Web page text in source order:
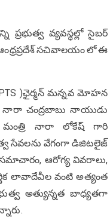
ప్రభుత్వ వ్యవస్థల్లో సైబర్
సచివాలయం లో ఈ
)ఛైర్మన్ మన్నవ మోహన
నారా చంద్రబాబు నాయుడు
మంత్రి నారా లోకేష్ గారి
సేవలను వేగంగా డిజిటలైజ్
సమాచారం, ఆరోగ్య వివరాలు,
లావాదేవీల వంటి అత్యంత
అత్యున్నత బాధ్యతగా